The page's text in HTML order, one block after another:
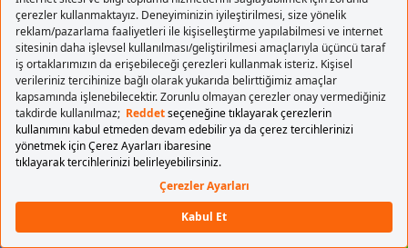
Nouveau’nun güzel örneklerini saklayan Tiflis, ziyaret
etmek için eşsiz bir yer. 19. yüzyılda Tiflis, bir tıpkı bir
Avrupa şehri olarak gelişmeye başlıyor. Farklı stillerin ve
geleneklerin birliği, şehir için eşsiz bir görünüm yaratıyor.
Tiflis’in çok popüler bir yer değil. Evet ya yanlış
duymadınız. Yani henüz turizmin kölesi olmamış arkadaşlar.
Tabii bunu söyledim ama old town’da ister istemez tur
operatörleri tarafından çevrelenebilirsiniz. Ancak kalabalık
şehirlerdeki gibi boğulmazsınız.
Lezzetli bir mutfak ve daha fazlası! Gitmişken muhakkak
tatmamız gereken yemekleri var. Örneğin; bizdeki peynirli